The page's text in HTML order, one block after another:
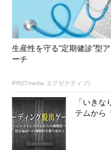
生産性を守る“定期健診”型
ーチ
PR(ITmedia エグゼクティブ)
「いき
テムから